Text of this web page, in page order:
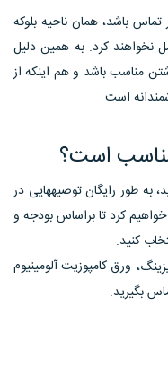
باشد، همان ناحیه بلوکه
نخواهند کرد. به همین دلیل
مناسب باشد و هم اینکه از
است.
مناسب است؟
به طور رایگان توصیههایی در
کرد تا براساس بودجه و
کنید.
ورق کامپوزیت آلومینیوم
بگیرید.